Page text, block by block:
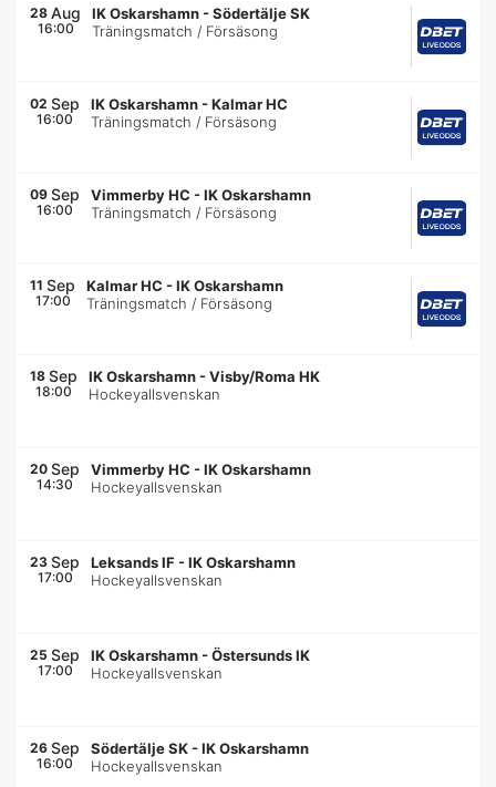
28 Aug
16:00
IK Oskarshamn -Södertälje SK
Träningsmatch / Försäsong
02 Sep
16:00
IK Oskarshamn -Kalmar HC
Träningsmatch / Försäsong
09 Sep
16:00
Vimmerby HC -IK Oskarshamn
Träningsmatch / Försäsong
11 Sep
17:00
Kalmar HC -IK Oskarshamn
Träningsmatch / Försäsong
18 Sep
18:00
IK Oskarshamn -Visby/Roma HK
Hockeyallsvenskan
20 Sep
14:30
Vimmerby HC -IK Oskarshamn
Hockeyallsvenskan
23 Sep
17:00
Leksands IF -IK Oskarshamn
Hockeyallsvenskan
25 Sep
17:00
IK Oskarshamn -Östersunds IK
Hockeyallsvenskan
26 Sep
16:00
Södertälje SK -IK Oskarshamn
Hockeyallsvenskan